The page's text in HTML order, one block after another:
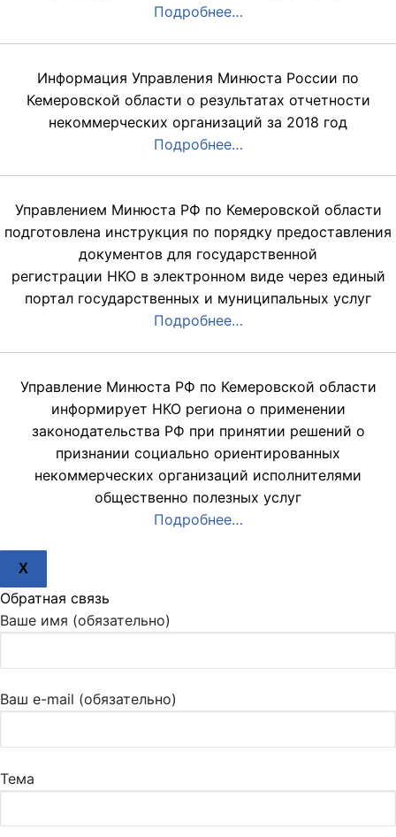
Подробнее…
Информация Управления Минюста России по
Кемеровской области о результатах отчетности
некоммерческих организаций за 2018 год
Подробнее…
Управлением Минюста РФ по Кемеровской области
подготовлена инструкция по порядку предоставления
документов для государственной
регистрации НКО в электронном виде через единый
портал государственных и муниципальных услуг
Подробнее…
Управление Минюста РФ по Кемеровской области
информирует НКО региона о применении
законодательства РФ при принятии решений о
признании социально ориентированных
некоммерческих организаций исполнителями
общественно полезных услуг
Подробнее…
X
Обратная связь
Ваше имя (обязательно)
Ваш e-mail (обязательно)
Тема